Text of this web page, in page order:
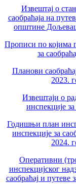
Извештај о
саобраћаја на
општине
Прописи по којима
за
Планови
2023.
Извештаји о
инспекције
Годишњи план
инспекције за
2024.
Оперативни
инспекцијског
саобраћај и путеве